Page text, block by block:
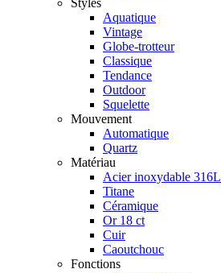
Aquatique
Vintage
Globe-trotteur
Classique
Tendance
Outdoor
Squelette
Mouvement
Automatique
Quartz
Matériau
Acier inoxydable 316L
Titane
Céramique
Or 18 ct
Cuir
Caoutchouc
Fonctions